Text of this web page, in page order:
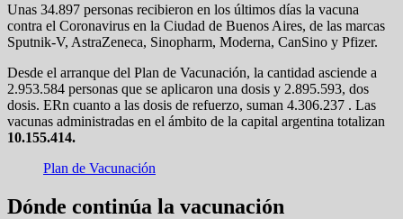
Unas 34.897 personas recibieron en los últimos días la vacuna
contra el Coronavirus en la Ciudad de Buenos Aires, de las marcas
Sputnik-V, AstraZeneca, Sinopharm, Moderna, CanSino y Pfizer.
Desde el arranque del Plan de Vacunación, la cantidad asciende a
2.953.584 personas que se aplicaron una dosis y 2.895.593, dos
dosis. ERn cuanto a las dosis de refuerzo, suman 4.306.237 . Las
vacunas administradas en el ámbito de la capital argentina totalizan
10.155.414.
Plan de Vacunación
Dónde continúa la vacunación